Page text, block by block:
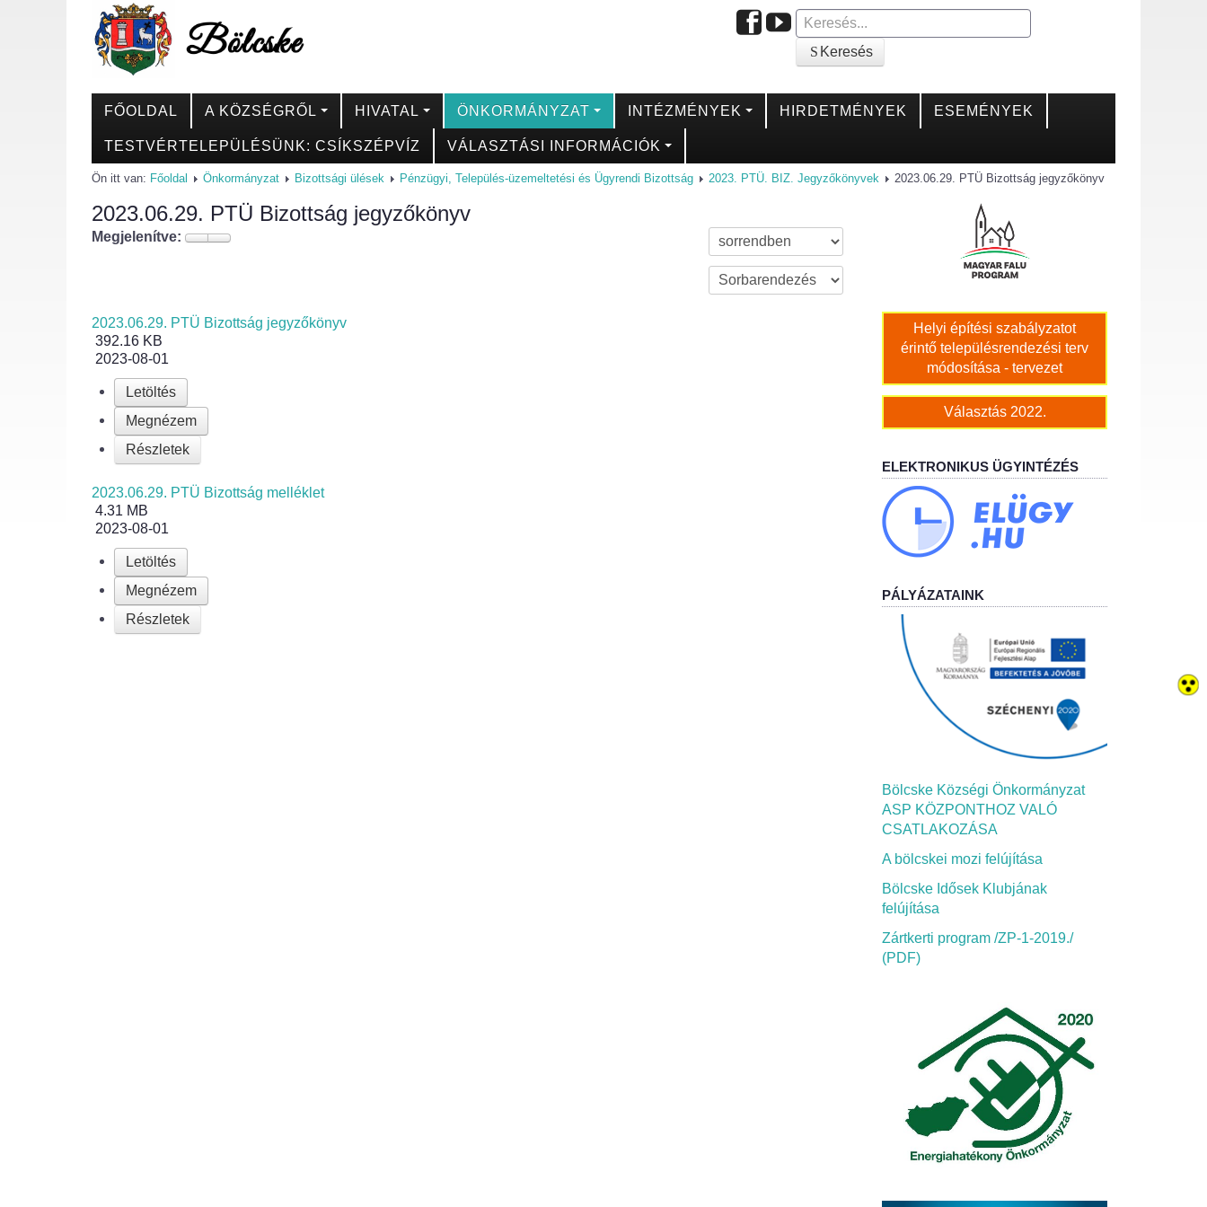
Keresés
FŐOLDAL A KÖZSÉGRŐL HIVATAL ÖNKORMÁNYZAT INTÉZMÉNYEK HIRDETMÉNYEK ESEMÉNYEK
TESTVÉRTELEPÜLÉSÜNK: CSÍKSZÉPVÍZ VÁLASZTÁSI INFORMÁCIÓK
Ön itt van: Főoldal Önkormányzat Bizottsági ülések Pénzügyi, Település-üzemeltetési és Ügyrendi Bizottság 2023. PTÜ. BIZ. Jegyzőkönyvek 2023.06.29. PTÜ Bizottság jegyzőkönyv
2023.06.29. PTÜ Bizottság jegyzőkönyv
Megjelenítve:
2023.06.29. PTÜ Bizottság jegyzőkönyv
392.16 KB
2023-08-01
Letöltés
Megnézem
Részletek
2023.06.29. PTÜ Bizottság melléklet
4.31 MB
2023-08-01
Letöltés
Megnézem
Részletek
Helyi építési szabályzatot
érintő településrendezési terv
módosítása - tervezet
Választás 2022.
ELEKTRONIKUS ÜGYINTÉZÉS
PÁLYÁZATAINK
Bölcske Községi Önkormányzat
ASP KÖZPONTHOZ VALÓ
CSATLAKOZÁSA
A bölcskei mozi felújítása
Bölcske Idősek Klubjának
felújítása
Zártkerti program /ZP-1-2019./
(PDF)